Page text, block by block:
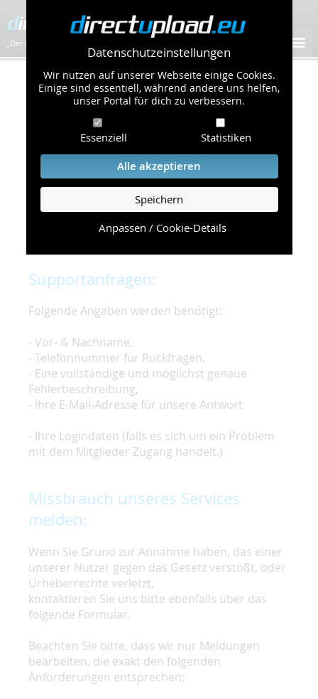
Datenschutzeinstellungen
Wir nutzen auf unserer Webseite einige Cookies.
Einige sind essentiell, während andere uns helfen,
unser Portal für dich zu verbessern.
Essenziell Statistiken
Alle akzeptieren
Speichern
Anpassen / Cookie-Details
„Der schnellste Bilder-Hoster im Web!”
Kontakt & Support
Um eine schnelle und unkomplizierte
Bearbeitung Ihres Problems zu gewährleisten,
bitten wir Sie,
folgende Punkte zu beachten und einzuhalten.
Die schnellste Hilfe finden Sie auf unserer
Seite, die die häufig gestellten Fragen
Supportanfragen:
Folgende Angaben werden benötigt:
- Vor- & Nachname,
- Telefonnummer für Rückfragen,
- Eine vollständige und möglichst genaue
Fehlerbeschreibung,
- Ihre E-Mail-Adresse für unsere Antwort
- Ihre Logindaten (falls es sich um ein Problem
mit dem Mitglieder Zugang handelt.)
Missbrauch unseres Services
melden:
Wenn Sie Grund zur Annahme haben, das einer
unserer Nutzer gegen das Gesetz verstößt, oder
Urheberrechte verletzt,
kontaktieren Sie uns bitte ebenfalls über das
folgende Formular.
Beachten Sie bitte, dass wir nur Meldungen
bearbeiten, die exakt den folgenden
Anforderungen entsprechen: